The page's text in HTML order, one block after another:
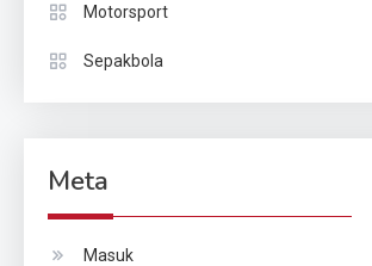
Motorsport
Sepakbola
Meta
Masuk